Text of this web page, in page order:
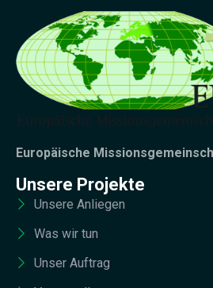
Europäische
Unsere Projekte
Unsere Anliegen
Was wir tun
Unser Auftrag